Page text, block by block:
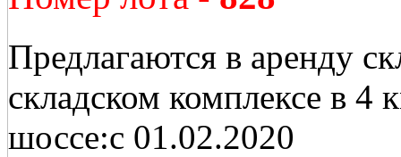
Предлагаются в аренду
складском комплексе в
шоссе:с 01.02.2020